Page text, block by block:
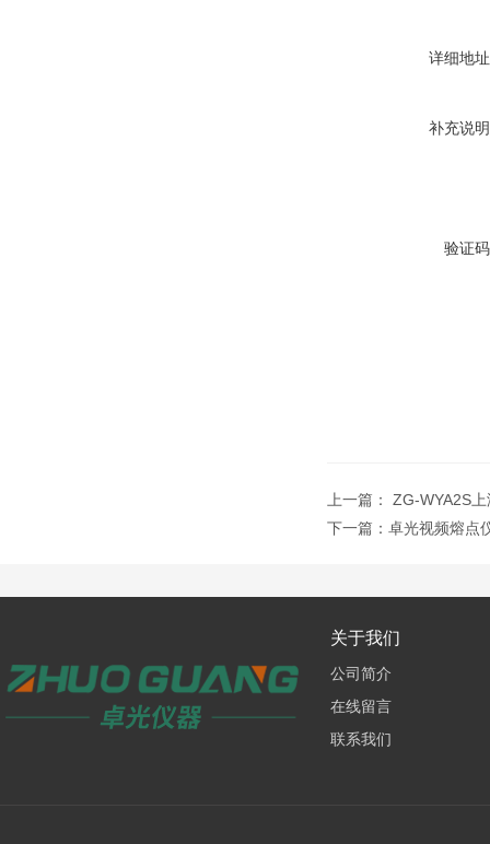
详细地
补充说
验证
上一篇： ZG-WYA2S
下一篇： 卓光视频熔点
关于我们
公司简介
在线留言
联系我们